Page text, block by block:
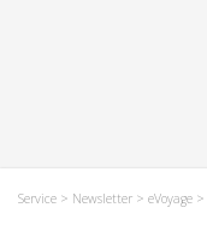
Service > Newsletter > eVoyage >